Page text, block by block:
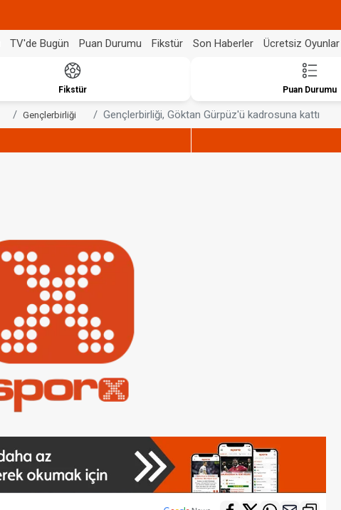
TV'de Bugün Puan Durumu Fikstür Son Haberler Ücretsiz Oyunlar
Fikstür Puan Durumu
Gençlerbirliği Gençlerbirliği, Göktan Gürpüz'ü kadrosuna kattı